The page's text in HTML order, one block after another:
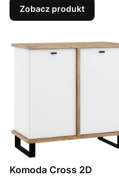
Zobacz produkt
Komoda Cross 2D